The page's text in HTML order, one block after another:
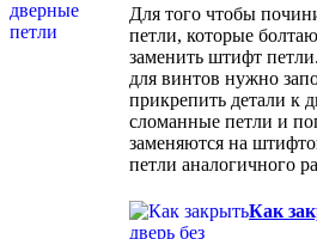
Для того чтобы
петли, которые
заменить штифт
для винтов нужно
прикрепить детали к
сломанные петли и
заменяются на
петли аналогичного
Как